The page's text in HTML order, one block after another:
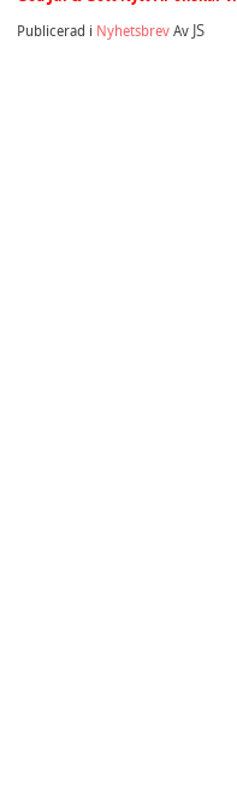
Publicerad i Nyhetsbrev Av JS